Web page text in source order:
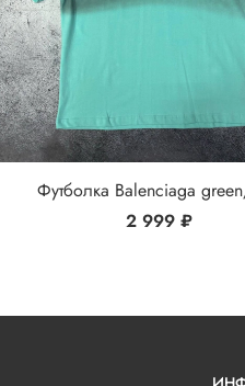
Футболка Balenciaga
2 999 ₽